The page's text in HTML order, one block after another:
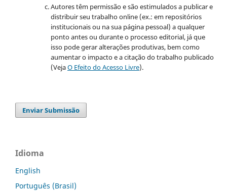
Autores têm permissão e são estimulados a publicar e
distribuir seu trabalho online (ex.: em repositórios
institucionais ou na sua página pessoal) a qualquer
ponto antes ou durante o processo editorial, já que
isso pode gerar alterações produtivas, bem como
aumentar o impacto e a citação do trabalho publicado
(VejaO Efeito do Acesso Livre).
Enviar Submissão
Idioma
English
Português (Brasil)